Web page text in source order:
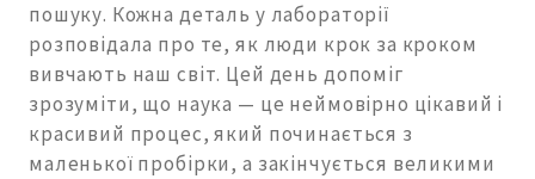
пошуку. Кожна деталь у лабораторії
розповідала про те, як люди крок за кроком
вивчають наш світ. Цей день допоміг
зрозуміти, що наука — це неймовірно цікавий і
красивий процес, який починається з
маленької пробірки, а закінчується великими